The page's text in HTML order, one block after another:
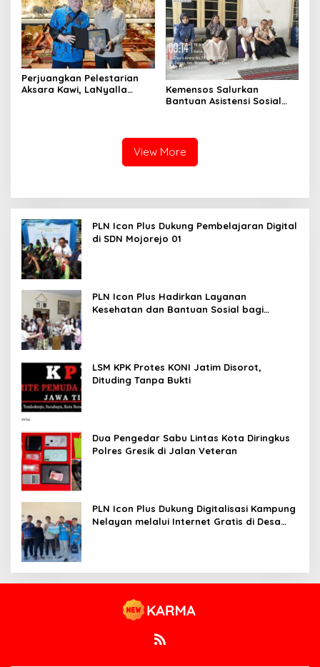
Perjuangkan Pelestarian
Aksara Kawi, LaNyalla
Kemensos Salurkan
Bantuan Asistensi Sosial
View More
PLN Icon Plus Dukung Pembelajaran Digital
di SDN Mojorejo 01
PLN Icon Plus Hadirkan Layanan
Kesehatan dan Bantuan Sosial bagi
LSM KPK Protes KONI Jatim Disorot,
Dituding Tanpa Bukti
Dua Pengedar Sabu Lintas Kota Diringkus
Polres Gresik di Jalan Veteran
PLN Icon Plus Dukung Digitalisasi Kampung
Nelayan melalui Internet Gratis di Desa